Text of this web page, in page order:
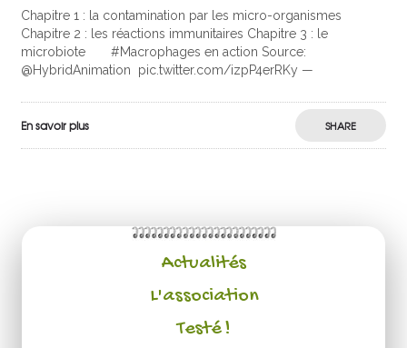
Chapitre 1 : la contamination par les micro-organismes
Chapitre 2 : les réactions immunitaires Chapitre 3 : le
microbiote #Macrophages en action Source:
@HybridAnimation
pic.twitter.com/izpP4erRKy —
En savoir plus SHARE
Actualités
L'association
Testé !